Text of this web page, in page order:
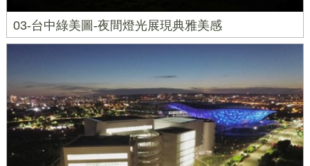
03-台中綠美圖-夜間燈光展現典雅美感